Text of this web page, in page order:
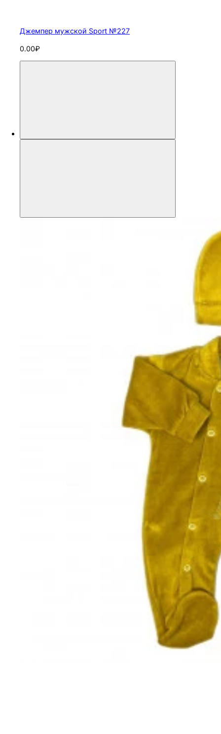
Джемпер мужской Sport №227
0.00₽